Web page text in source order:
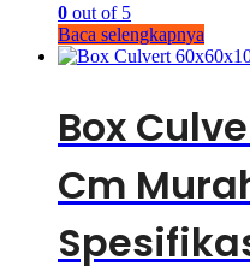
0 out of 5
Baca selengkapnya
Box
Cm